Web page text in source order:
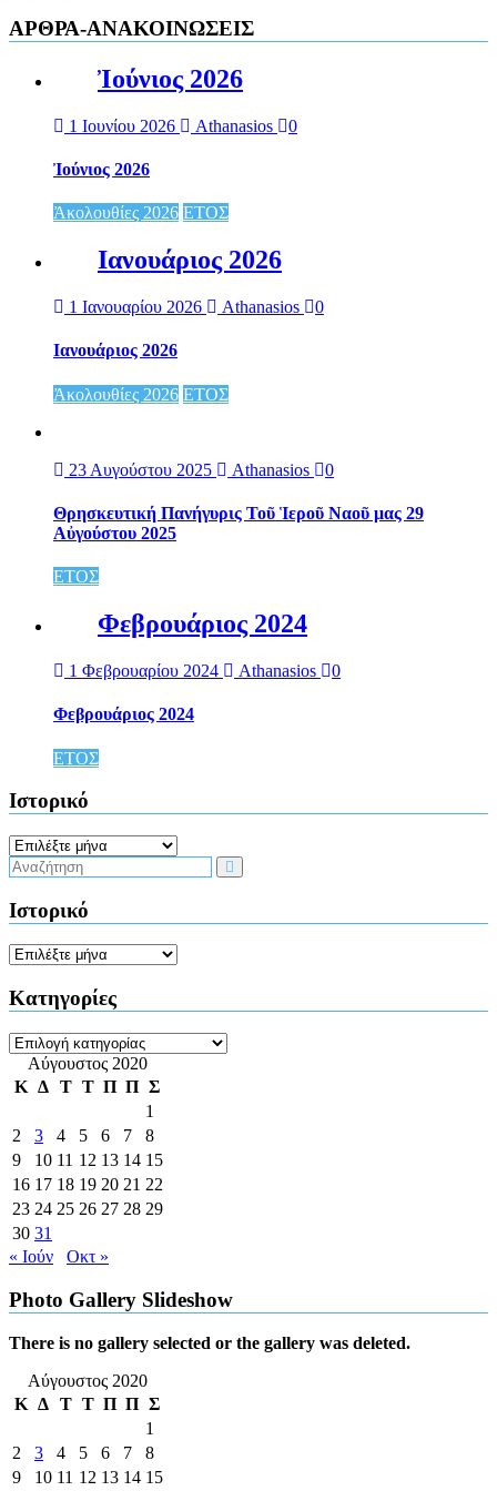
ΑΡΘΡΑ-ΑΝΑΚΟΙΝΩΣΕΙΣ
Ἰούνιος 2026
1 Ιουνίου 2026 Athanasios 0
Ἰούνιος 2026
Ἀκολουθίες 2026 ΕΤΟΣ
Ιανουάριος 2026
1 Ιανουαρίου 2026 Athanasios 0
Ιανουάριος 2026
Ἀκολουθίες 2026 ΕΤΟΣ
23 Αυγούστου 2025 Athanasios 0
Θρησκευτική Πανήγυρις Τοῦ Ἱεροῦ Ναοῦ μας 29
Αὐγούστου 2025
ΕΤΟΣ
Φεβρουάριος 2024
1 Φεβρουαρίου 2024 Athanasios 0
Φεβρουάριος 2024
ΕΤΟΣ
Ιστορικό
Ιστορικό
Ιστορικό
Ιστορικό
Kατηγορίες
Kατηγορίες
Αύγουστος 2020
Κ Δ Τ Τ Π Π Σ
1
2
3 4 5 6 7
8
9
10 11 12 13 14 15
16 17 18 19 20 21 22
23 24 25 26 27 28 29
30 31
« Ιούν
Οκτ »
Photo Gallery Slideshow
There is no gallery selected or the gallery was deleted.
Αύγουστος 2020
Κ Δ Τ Τ Π Π Σ
1
2
3 4 5 6 7
8
9
10 11 12 13 14 15